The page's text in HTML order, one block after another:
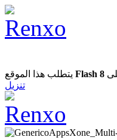
Flash 8
تنزيل